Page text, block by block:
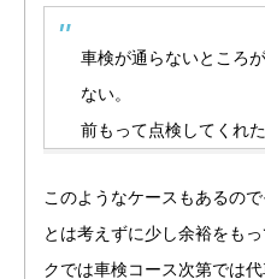
車検が通らないところ
ない。
前もって点検してくれた
このようなケースもあるの
とは考えずに少し余裕をも
クでは車検コース次第では